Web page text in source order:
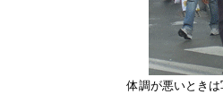
体調が悪いとき